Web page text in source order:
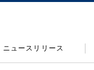
ニュースリリース